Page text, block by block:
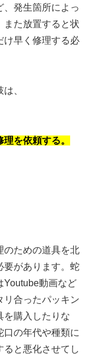
、発生箇所によっ
また放置すると状
け早く修理する必
、
を依頼する。
のための道具を北
要があります。蛇
Youtube動画など
リ合ったパッキン
を購入したりな
口の年代や種類に
ると悪化させてし